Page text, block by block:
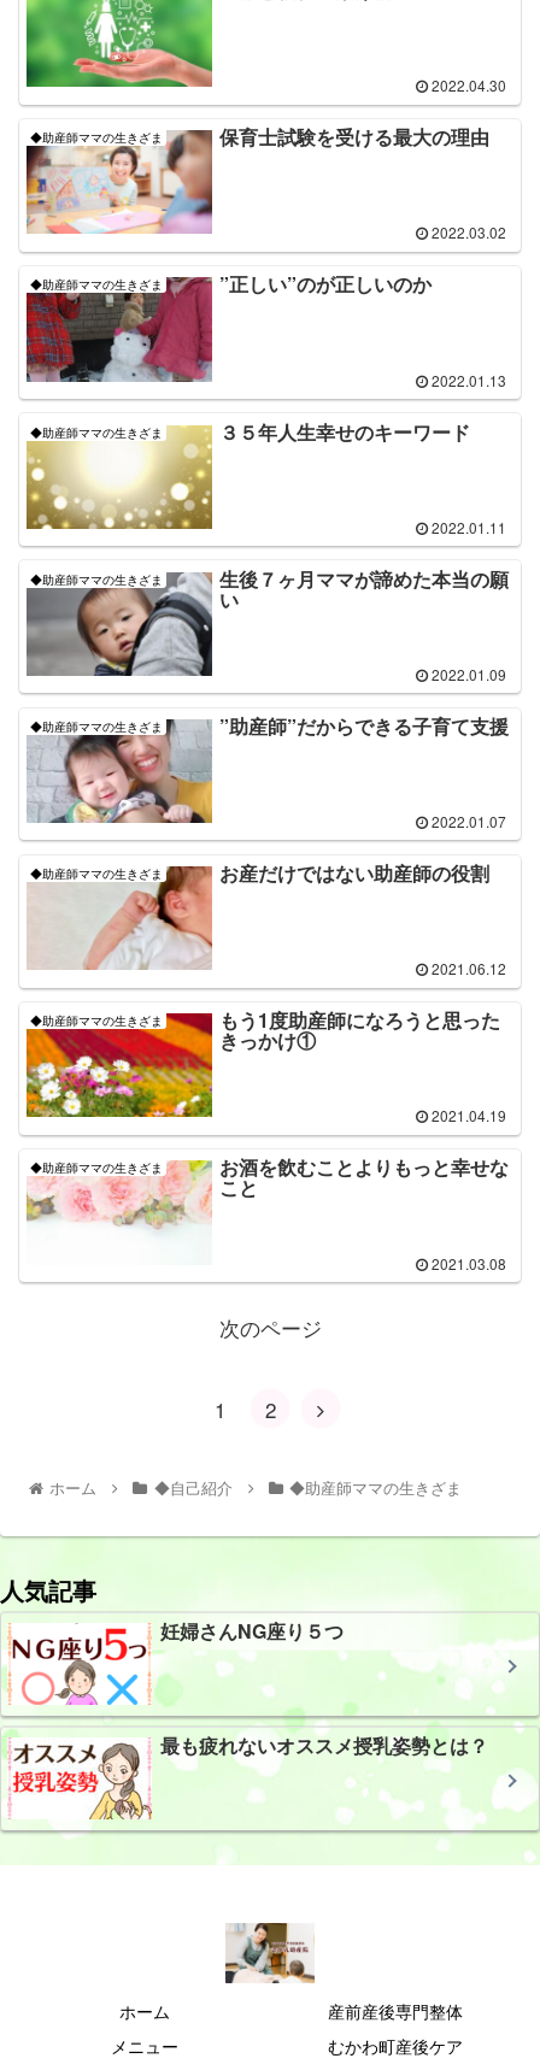
2022.04.30
◆助産師ママの生きざま 保育士試験を受ける最大の理由
2022.03.02
◆助産師ママの生きざま ”正しい”のが正しいのか
2022.01.13
◆助産師ママの生きざま ３５年人生幸せのキーワード
2022.01.11
◆助産師ママの生きざま 生後７ヶ月ママが諦めた本当の願
い
2022.01.09
◆助産師ママの生きざま ”助産師”だからできる子育て支援
2022.01.07
◆助産師ママの生きざま お産だけではない助産師の役割
2021.06.12
◆助産師ママの生きざま もう1度助産師になろうと思った
きっかけ①
2021.04.19
◆助産師ママの生きざま お酒を飲むことよりもっと幸せな
こと
2021.03.08
次のページ
1 2
ホーム ◆自己紹介 ◆助産師ママの生きざま
人気記事
妊婦さんNG座り５つ
最も疲れないオススメ授乳姿勢とは？
ホーム
産前産後専門整体
メニュー
むかわ町産後ケア